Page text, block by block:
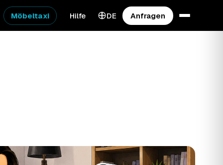
Möbeltaxi Hilfe DE Anfragen